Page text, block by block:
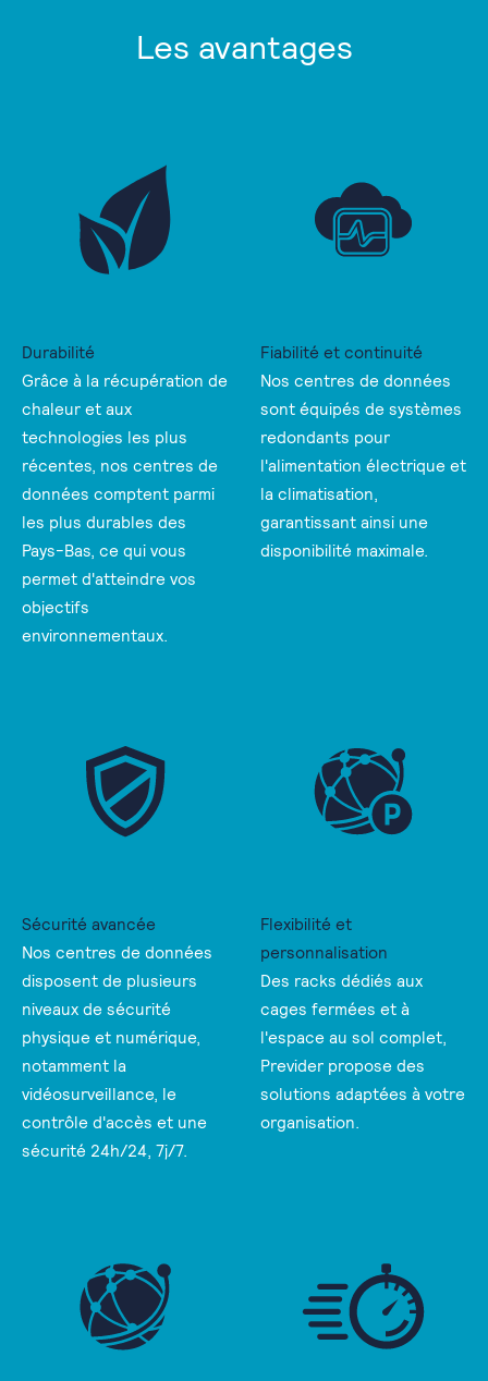
Les avantages
Durabilité
Grâce à la récupération de
chaleur et aux
technologies les plus
récentes, nos centres de
données comptent parmi
les plus durables des
Pays-Bas, ce qui vous
permet d'atteindre vos
objectifs
environnementaux.
Fiabilité et continuité
Nos centres de données
sont équipés de systèmes
redondants pour
l'alimentation électrique et
la climatisation,
garantissant ainsi une
disponibilité maximale.
Sécurité avancée
Nos centres de données
disposent de plusieurs
niveaux de sécurité
physique et numérique,
notamment la
vidéosurveillance, le
contrôle d'accès et une
sécurité 24h/24, 7j/7.
Flexibilité et
personnalisation
Des racks dédiés aux
cages fermées et à
l'espace au sol complet,
Previder propose des
solutions adaptées à votre
organisation.